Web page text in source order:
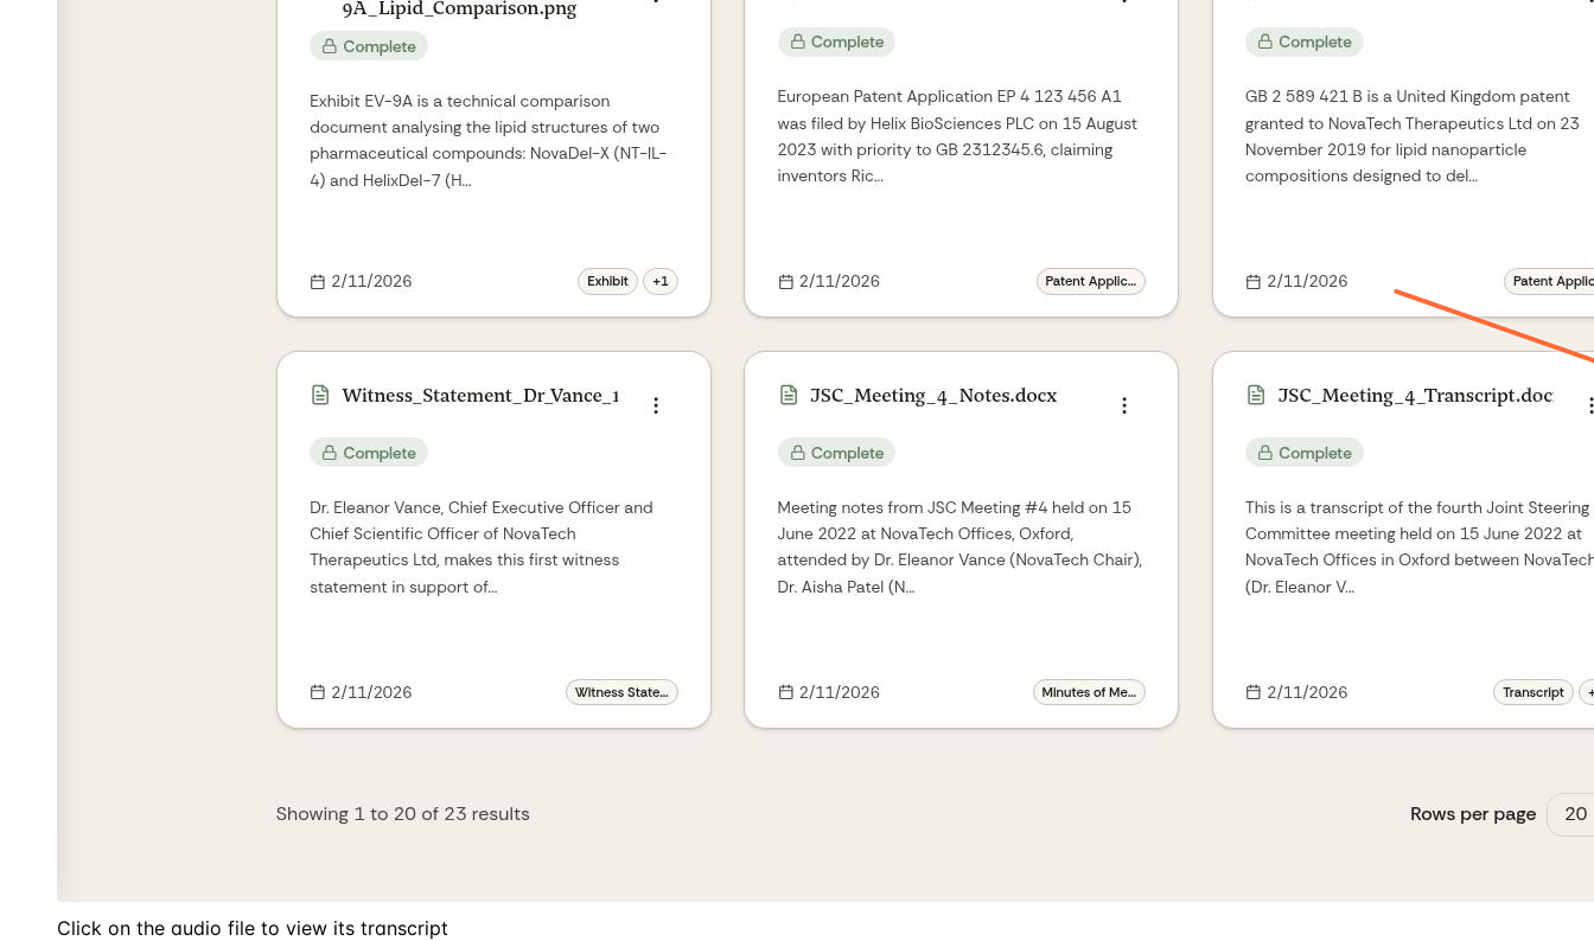
Click on the audio file to view its transcript